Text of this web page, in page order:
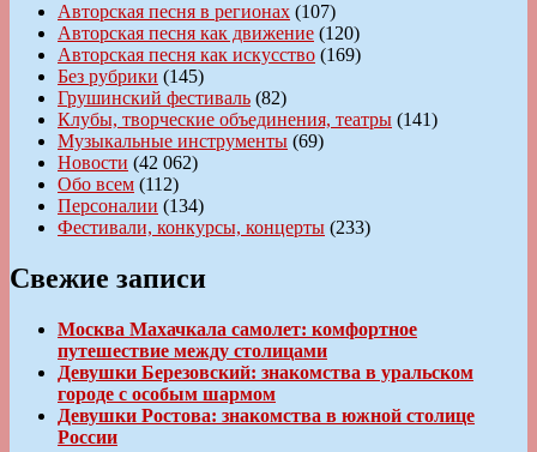
Авторская песня в регионах (107)
Авторская песня как движение (120)
Авторская песня как искусство (169)
Без рубрики (145)
Грушинский фестиваль (82)
Клубы, творческие объединения, театры (141)
Музыкальные инструменты (69)
Новости (42 062)
Обо всем (112)
Персоналии (134)
Фестивали, конкурсы, концерты (233)
Свежие записи
Москва Махачкала самолет: комфортное
путешествие между столицами
Девушки Березовский: знакомства в уральском
городе с особым шармом
Девушки Ростова: знакомства в южной столице
России